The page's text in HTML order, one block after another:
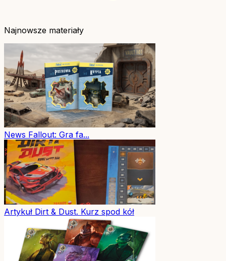
Najnowsze materiały
News Fallout: Gra fa...
Artykuł Dirt & Dust. Kurz spod kół